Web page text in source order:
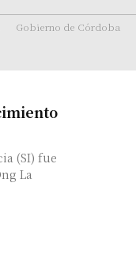
Gobierno de Córdoba
(SI) fue
La